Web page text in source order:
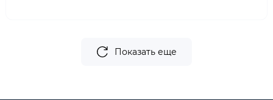
Показать еще